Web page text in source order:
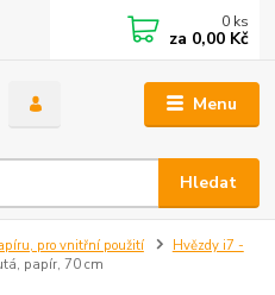
Menu
Hledat
0 ks
za 0,00 Kč
pro vnitřní použití
Hvězdy i7 -
papír, 70 cm